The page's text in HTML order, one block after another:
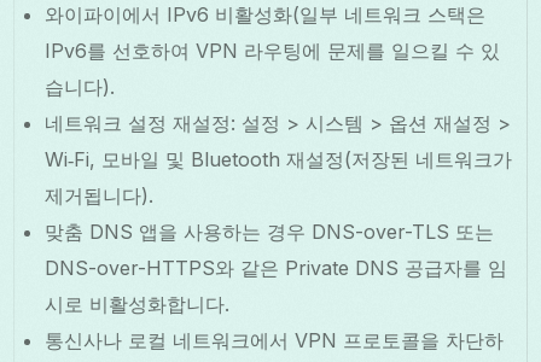
와이파이에서 IPv6 비활성화(일부 네트워크 스택은
IPv6를 선호하여 VPN 라우팅에 문제를 일으킬 수 있
습니다).
네트워크 설정 재설정: 설정 > 시스템 > 옵션 재설정 >
Wi‑Fi, 모바일 및 Bluetooth 재설정(저장된 네트워크가
제거됩니다).
맞춤 DNS 앱을 사용하는 경우 DNS-over-TLS 또는
DNS-over-HTTPS와 같은 Private DNS 공급자를 임
시로 비활성화합니다.
통신사나 로컬 네트워크에서 VPN 프로토콜을 차단하